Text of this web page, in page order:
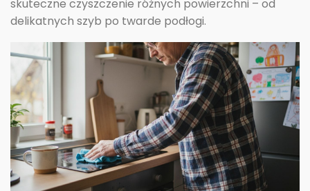
skuteczne czyszczenie różnych powierzchni – od
delikatnych szyb po twarde podłogi.